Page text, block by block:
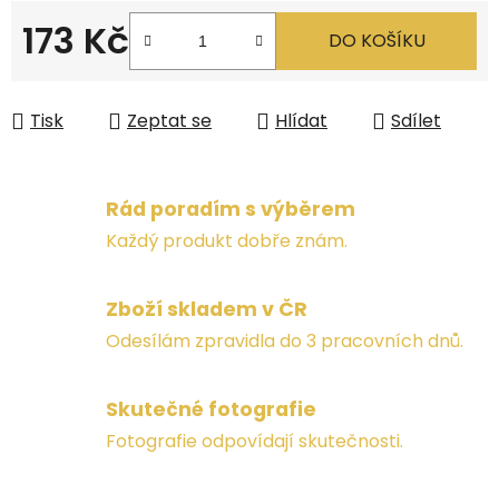
173 Kč
Měrná cena:
DO KOŠÍKU
Tisk Zeptat se Hlídat Sdílet
Rád poradím s výběrem
Každý produkt dobře znám.
Zboží skladem v ČR
Odesílám zpravidla do 3 pracovních dnů.
Skutečné fotografie
Fotografie odpovídají skutečnosti.